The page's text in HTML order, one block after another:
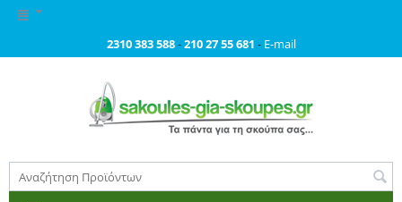
2310 383 588-210 27 55 681 - E-mail